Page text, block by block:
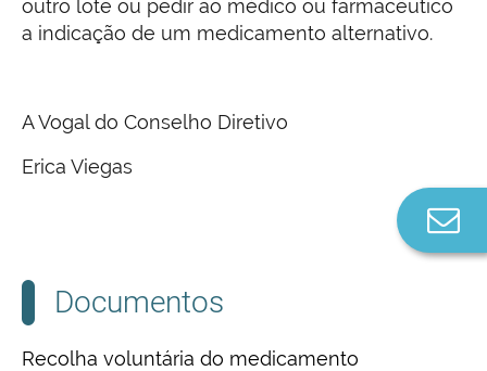
outro lote ou pedir ao médico ou farmacêutico
a indicação de um medicamento alternativo.
A Vogal do Conselho Diretivo
Erica Viegas
Documentos
Recolha voluntária do medicamento